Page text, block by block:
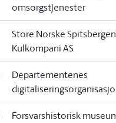
omsorgstjenester
Store Norske Spitsbergen
Kulkompani AS
Departementenes
Forsvarshistorisk